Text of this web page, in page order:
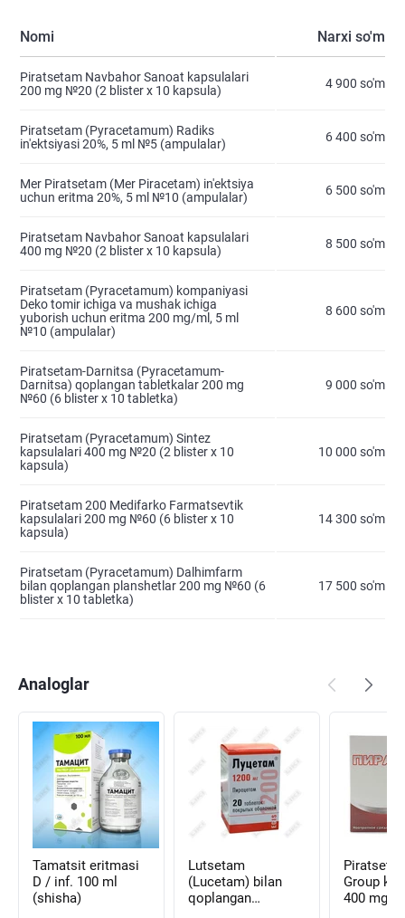
Nomi Narxi so'm
Piratsetam Navbahor Sanoat kapsulalari
200 mg №20 (2 blister х 10 kapsula)
4 900 so'm
Piratsetam (Pyracetamum) Radiks
in'ektsiyasi 20%, 5 ml №5 (ampulalar)
6 400 so'm
Mer Piratsetam (Mer Piracetam) in'ektsiya
uchun eritma 20%, 5 ml №10 (ampulalar)
6 500 so'm
Piratsetam Navbahor Sanoat kapsulalari
400 mg №20 (2 blister х 10 kapsula)
8 500 so'm
Piratsetam (Pyracetamum) kompaniyasi
Deko tomir ichiga va mushak ichiga
yuborish uchun eritma 200 mg/ml, 5 ml
№10 (ampulalar)
8 600 so'm
Piratsetam-Darnitsa (Pyracetamum-
Darnitsa) qoplangan tabletkalar 200 mg
№60 (6 blister х 10 tabletka)
9 000 so'm
Piratsetam (Pyracetamum) Sintez
kapsulalari 400 mg №20 (2 blister х 10
kapsula)
10 000 so'm
Piratsetam 200 Medifarko Farmatsevtik
kapsulalari 200 mg №60 (6 blister х 10
kapsula)
14 300 so'm
Piratsetam (Pyracetamum) Dalhimfarm
bilan qoplangan planshetlar 200 mg №60 (6
blister х 10 tabletka)
17 500 so'm
Analoglar
Tamatsit eritmasi
D / inf. 100 ml
(shisha)
Lutsetam
(Lucetam) bilan
qoplangan
Piratsetam
Group
400 mg